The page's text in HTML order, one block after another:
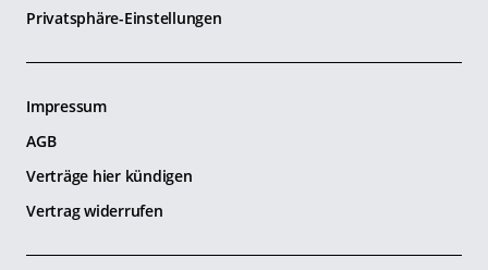
Privatsphäre-Einstellungen
Impressum
AGB
Verträge hier kündigen
Vertrag widerrufen